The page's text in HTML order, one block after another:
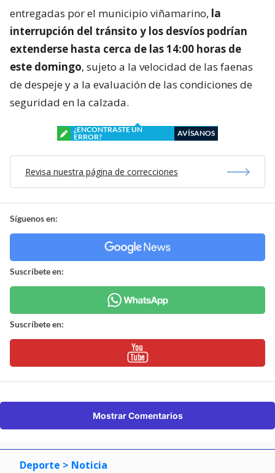
entregadas por el municipio viñamarino, la
interrupción del tránsito y los desvíos podrían
extenderse hasta cerca de las 14:00 horas de
este domingo, sujeto a la velocidad de las faenas
de despeje y a la evaluación de las condiciones de
seguridad en la calzada.
¿ENCONTRASTE UN
ERROR?
AVÍSANOS
Revisa nuestra página de correcciones
Síguenos en:
Suscríbete en:
Suscríbete en:
Mostrar Comentarios
Deporte > Noticia